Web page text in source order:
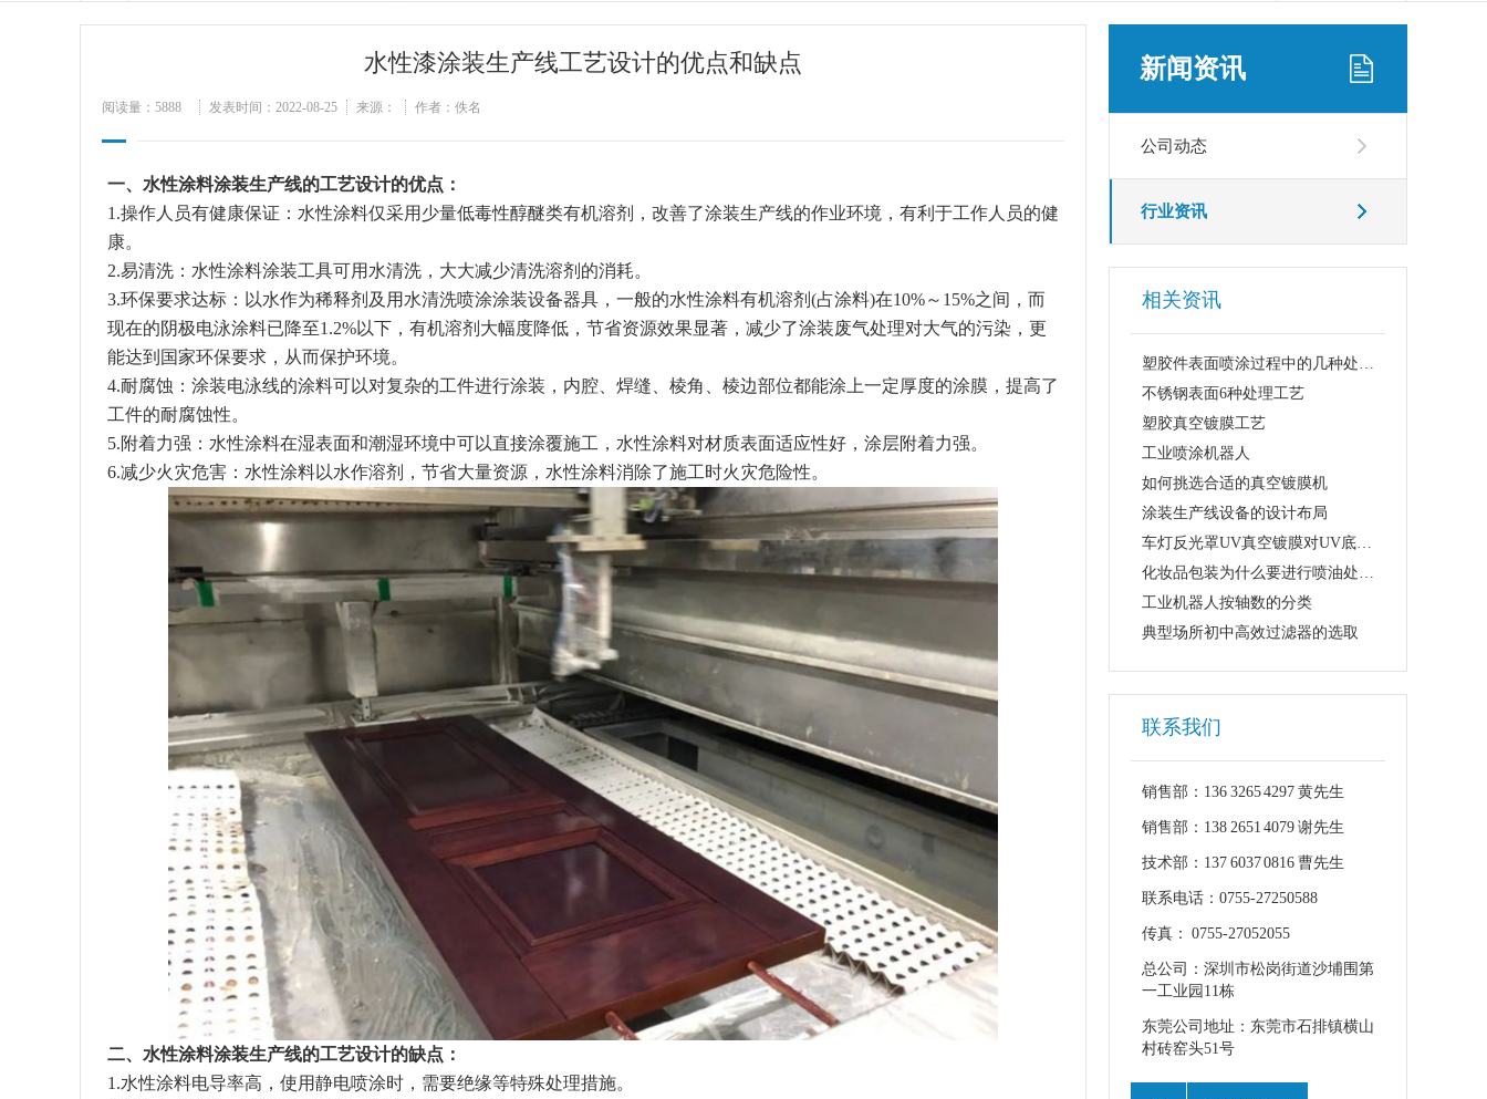
新闻资讯
公司动态
行业资讯
相关资讯
塑胶件表面喷涂过程中的几种处理工艺
不锈钢表面6种处理工艺
塑胶真空镀膜工艺
工业喷涂机器人
如何挑选合适的真空镀膜机
涂装生产线设备的设计布局
车灯反光罩UV真空镀膜对UV底漆的要求
化妆品包装为什么要进行喷油处理？
工业机器人按轴数的分类
典型场所初中高效过滤器的选取
联系我们
销售部：136 3265 4297 黄先生
销售部：138 2651 4079 谢先生
技术部：137 6037 0816 曹先生
联系电话：0755-27250588
传真： 0755-27052055
总公司：深圳市松岗街道沙埔围第
一工业园11栋
东莞公司地址：东莞市石排镇横山
村砖窑头51号
水性漆涂装生产线工艺设计的优点和缺点
阅读量： 5888 发表时间：2022-08-25 来源： 作者：佚名
一、水性涂料涂装生产线的工艺设计的优点：
1.操作人员有健康保证：水性涂料仅采用少量低毒性醇醚类有机溶剂，改善了涂装生产线的作业环境，有利于工作人员的健
康。
2.易清洗：水性涂料涂装工具可用水清洗，大大减少清洗溶剂的消耗。
3.环保要求达标：以水作为稀释剂及用水清洗喷涂涂装设备器具，一般的水性涂料有机溶剂(占涂料)在10%～15%之间，而
现在的阴极电泳涂料已降至1.2%以下，有机溶剂大幅度降低，节省资源效果显著，减少了涂装废气处理对大气的污染，更
能达到国家环保要求，从而保护环境。
4.耐腐蚀：涂装电泳线的涂料可以对复杂的工件进行涂装，内腔、焊缝、棱角、棱边部位都能涂上一定厚度的涂膜，提高了
工件的耐腐蚀性。
5.附着力强：水性涂料在湿表面和潮湿环境中可以直接涂覆施工，水性涂料对材质表面适应性好，涂层附着力强。
6.减少火灾危害：水性涂料以水作溶剂，节省大量资源，水性涂料消除了施工时火灾危险性。
二、水性涂料涂装生产线的工艺设计的缺点：
1.水性涂料电导率高，使用静电喷涂时，需要绝缘等特殊处理措施。